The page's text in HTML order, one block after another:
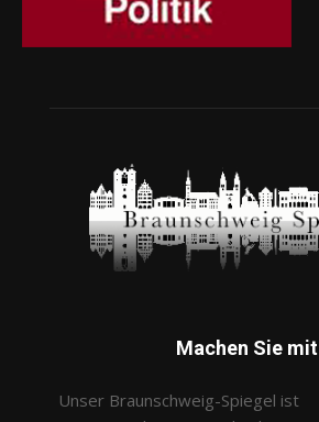
Machen Sie mit
Unser Braunschweig-Spiegel ist